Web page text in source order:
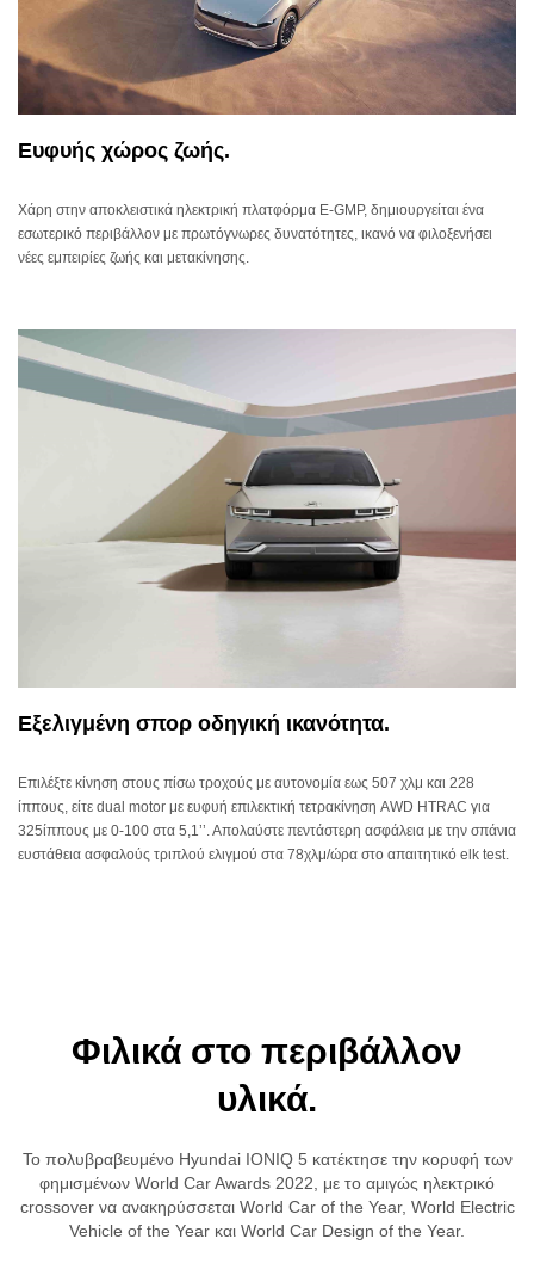
Ευφυής χώρος ζωής.
Χάρη στην αποκλειστικά ηλεκτρική πλατφόρμα E-GMP, δημιουργείται ένα
εσωτερικό περιβάλλον με πρωτόγνωρες δυνατότητες, ικανό να φιλοξενήσει
νέες εμπειρίες ζωής και μετακίνησης.
Εξελιγμένη σπορ οδηγική ικανότητα.
Επιλέξτε κίνηση στους πίσω τροχούς με αυτονομία εως 507 χλμ και 228
ίππους, είτε dual motor με ευφυή επιλεκτική τετρακίνηση AWD HTRAC για
325ίππους με 0-100 στα 5,1’’. Απολαύστε πεντάστερη ασφάλεια με την σπάνια
ευστάθεια ασφαλούς τριπλού ελιγμού στα 78χλμ/ώρα στο απαιτητικό elk test.
Φιλικά στο περιβάλλον
υλικά.
Το πολυβραβευμένο Hyundai IONIQ 5 κατέκτησε την κορυφή των
φημισμένων World Car Awards 2022, με το αμιγώς ηλεκτρικό
crossover να ανακηρύσσεται World Car of the Year, World Electric
Vehicle of the Year και World Car Design of the Year.